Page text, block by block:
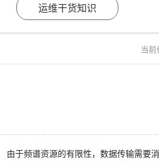
运维干货知识
当前
于频谱资源的有限性，数据传输需要